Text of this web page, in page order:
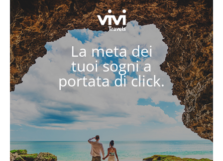
La meta dei
tuoi sogni a
portata di click.